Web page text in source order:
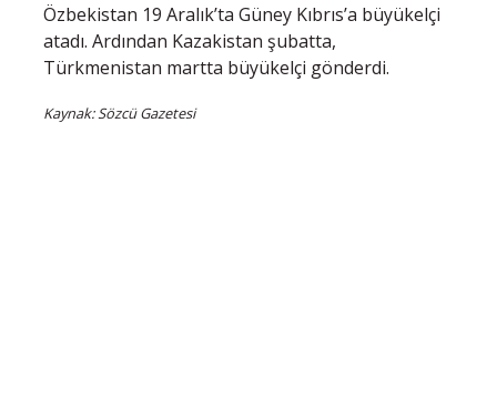
Özbekistan 19 Aralık’ta Güney Kıbrıs’a büyükelçi
atadı. Ardından Kazakistan şubatta,
Türkmenistan martta büyükelçi gönderdi.
Kaynak: Sözcü Gazetesi